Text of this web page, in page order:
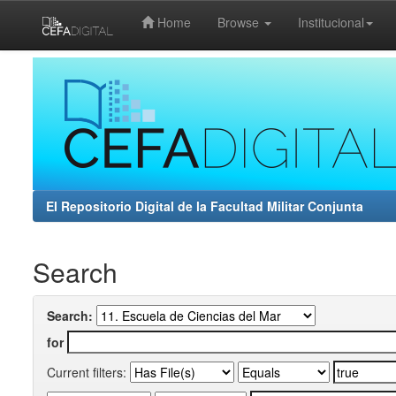
Home Browse Institucional
El Repositorio Digital de la Facultad Militar Conjunta
Search
Search:
for
Current filters: